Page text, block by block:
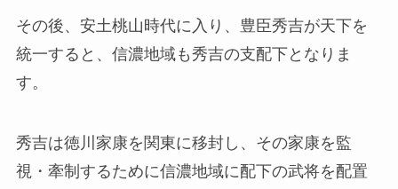
その後、安土桃山時代に入り、豊臣秀吉が天下を
統一すると、信濃地域も秀吉の支配下となりま
す。
秀吉は徳川家康を関東に移封し、その家康を監
視・牽制するために信濃地域に配下の武将を配置